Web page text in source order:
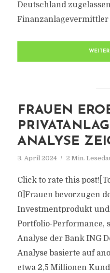
Deutschland
Finanzanlagevermittler
FRAUEN
ANALYSE
3. April 2024 2 Min.
Click to rate this
0]Frauen bevorzugen
Investmentprodukt und
Portfolio-Performance,
Analyse der Bank ING
Analyse basierte auf
etwa 2,5 Millionen